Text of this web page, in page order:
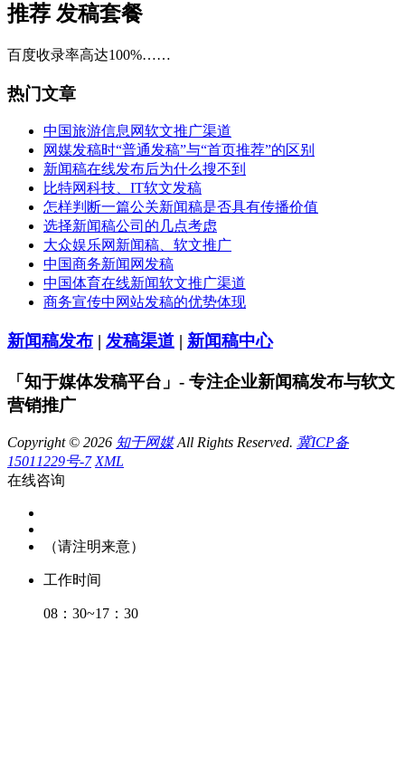
推荐 发稿套餐
百度收录率高达100%……
热门文章
中国旅游信息网软文推广渠道
网媒发稿时“普通发稿”与“首页推荐”的区别
新闻稿在线发布后为什么搜不到
比特网科技、IT软文发稿
怎样判断一篇公关新闻稿是否具有传播价值
选择新闻稿公司的几点考虑
大众娱乐网新闻稿、软文推广
中国商务新闻网发稿
中国体育在线新闻软文推广渠道
商务宣传中网站发稿的优势体现
新闻稿发布 | 发稿渠道 | 新闻稿中心
「知于媒体发稿平台」- 专注企业新闻稿发布与软文
营销推广
Copyright © 2026 知于网媒All Rights Reserved. 冀ICP备
15011229号-7 XML
在线咨询
（请注明来意）
工作时间
08：30~17：30